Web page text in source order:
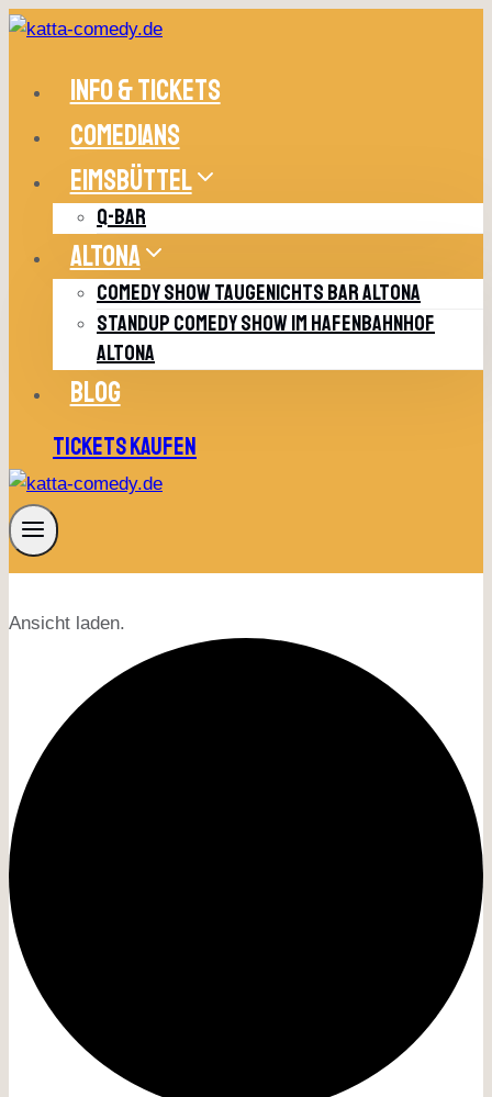
Zum
springenINFO & TICKETS
COMEDIANS
EIMSBÜTTEL
Q-BAR
ALTONA
COMEDY SHOW TAUGENICHTS BAR ALTONA
STANDUP COMEDY SHOW IM HAFENBAHNHOF
ALTONA
BLOG
TICKETS KAUFEN
Ansicht laden.